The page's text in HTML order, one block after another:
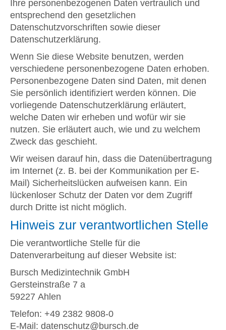
Ihre personenbezogenen Daten vertraulich und
entsprechend den gesetzlichen
Datenschutzvorschriften sowie dieser
Datenschutzerklärung.
Wenn Sie diese Website benutzen, werden
verschiedene personenbezogene Daten erhoben.
Personenbezogene Daten sind Daten, mit denen
Sie persönlich identifiziert werden können. Die
vorliegende Datenschutzerklärung erläutert,
welche Daten wir erheben und wofür wir sie
nutzen. Sie erläutert auch, wie und zu welchem
Zweck das geschieht.
Wir weisen darauf hin, dass die Datenübertragung
im Internet (z. B. bei der Kommunikation per E-
Mail) Sicherheitslücken aufweisen kann. Ein
lückenloser Schutz der Daten vor dem Zugriff
durch Dritte ist nicht möglich.
Hinweis zur verantwortlichen Stelle
Die verantwortliche Stelle für die
Datenverarbeitung auf dieser Website ist:
Bursch Medizintechnik GmbH
Gersteinstraße 7 a
59227 Ahlen
Telefon: +49 2382 9808-0
E-Mail: datenschutz@bursch.de